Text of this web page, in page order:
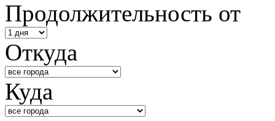
Продолжительность от
Откуда
Куда